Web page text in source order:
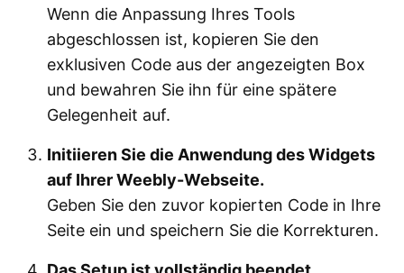
Wenn die Anpassung Ihres Tools
abgeschlossen ist, kopieren Sie den
exklusiven Code aus der angezeigten Box
und bewahren Sie ihn für eine spätere
Gelegenheit auf.
Initiieren Sie die Anwendung des Widgets
auf Ihrer Weebly-Webseite.
Geben Sie den zuvor kopierten Code in Ihre
Seite ein und speichern Sie die Korrekturen.